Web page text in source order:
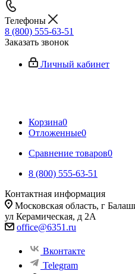
Телефоны
8 (800) 555-63-51
Заказать звонок
Личный кабинет
Корзина0
Отложенные0
Сравнение товаров0
8 (800) 555-63-51
Контактная информация
Московская область, г
ул Керамическая, д 2А
office@6351.ru
Вконтакте
Telegram